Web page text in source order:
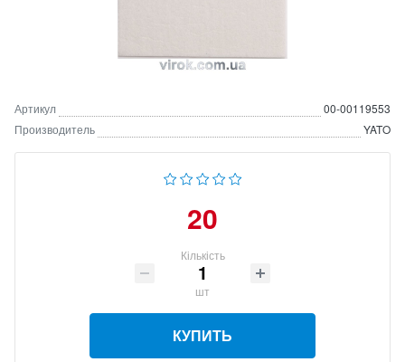
Артикул
00-00119553
Производитель
YATO
20
Кількість
шт
КУПИТЬ